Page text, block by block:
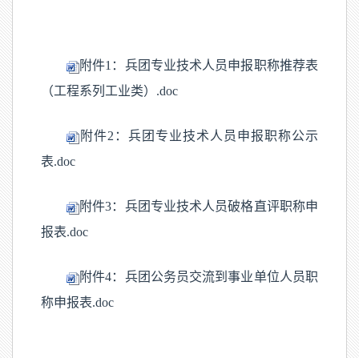
附件1：兵团专业技术人员申报职称推荐表
（工程系列工业类）.doc
附件2：兵团专业技术人员申报职称公示
表.doc
附件3：兵团专业技术人员破格直评职称申
报表.doc
附件4：兵团公务员交流到事业单位人员职
称申报表.doc